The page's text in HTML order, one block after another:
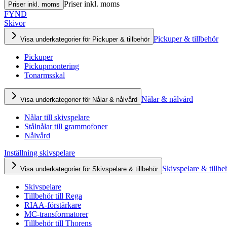
Priser inkl. moms Priser inkl. moms
FYND
Skivor
Visa underkategorier för Pickuper & tillbehör Pickuper & tillbehör
Pickuper
Pickupmontering
Tonarmsskal
Visa underkategorier för Nålar & nålvård Nålar & nålvård
Nålar till skivspelare
Stålnålar till grammofoner
Nålvård
Inställning skivspelare
Visa underkategorier för Skivspelare & tillbehör Skivspelare &
Skivspelare
Tillbehör till Rega
RIAA-förstärkare
MC-transformatorer
Tillbehör till Thorens